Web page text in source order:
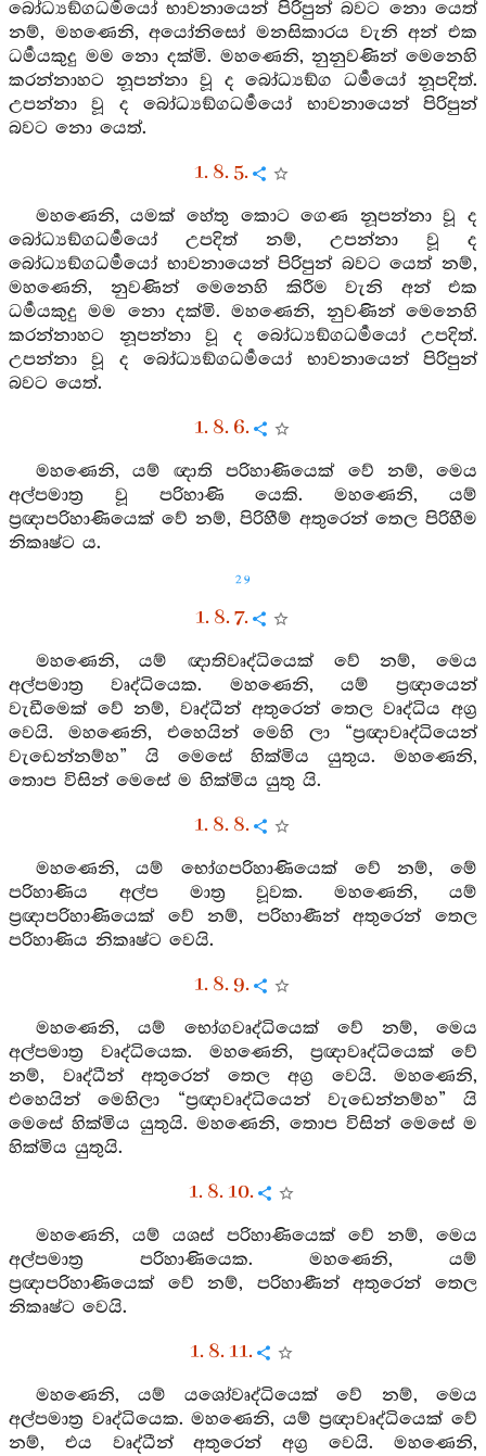
බෝධ්‍යඞ්ගධර්‍මයෝ භාවනායෙන් පිරිපුන් බවට නො යෙත්
නම්, මහණෙනි, අයෝනිසෝ මනසිකාරය වැනි අන් එක
ධර්‍මයකුදු මම නො දක්මි. මහණෙනි, නුනුවණින් මෙනෙහි
කරන්නාහට නූපන්නා වූ ද බෝධ්‍යඞ්ග ධර්‍මයෝ නූපදිත්.
උපන්නා වූ ද බෝධ්‍යඞ්ගධර්‍මයෝ භාවනායෙන් පිරිපුන්
බවට නො යෙත්.
1. 8. 5.
මහණෙනි, යමක් හේතු කොට ගෙණ නූපන්නා වූ ද
බෝධ්‍යඞ්ගධර්‍මයෝ උපදිත් නම්, උපන්නා වූ ද
බෝධ්‍යඞ්ගධර්‍මයෝ භාවනායෙන් පිරිපුන් බවට යෙත් නම්,
මහණෙනි, නුවණින් මෙනෙහි කිරීම වැනි අන් එක
ධර්‍මයකුදු මම නො දක්මි. මහණෙනි, නුවණින් මෙනෙහි
කරන්නාහට නූපන්නා වූ ද බෝධ්‍යඞ්ගධර්‍මයෝ උපදිත්.
උපන්නා වූ ද බෝධ්‍යඞ්ගධර්‍මයෝ භාවනායෙන් පිරිපුන්
බවට යෙත්.
1. 8. 6.
මහණෙනි, යම් ඥාති පරිහාණියෙක් වේ නම්, මෙය
අල්පමාත්‍ර වූ පරිහාණි යෙකි. මහණෙනි, යම්
ප්‍රඥාපරිහාණියෙක් වේ නම්, පිරිහීම් අතුරෙන් තෙල පිරිහීම
නිකෘෂ්ට ය.
29
1. 8. 7.
මහණෙනි, යම් ඥාතිවෘද්ධියෙක් වේ නම්, මෙය
අල්පමාත්‍ර වෘද්ධියෙක. මහණෙනි, යම් ප්‍රඥායෙන්
වැඩීමෙක් වේ නම්, වෘද්ධීන් අතුරෙන් තෙල වෘද්ධිය අග්‍ර
වෙයි. මහණෙනි, එහෙයින් මෙහි ලා “ප්‍රඥාවෘද්ධියෙන්
වැඩෙන්නම්හ” යි මෙසේ හික්මිය යුතුය. මහණෙනි,
තොප විසින් මෙසේ ම හික්මිය යුතු යි.
1. 8. 8.
මහණෙනි, යම් භෝගපරිහාණියෙක් වේ නම්, මේ
පරිහාණිය අල්ප මාත්‍ර වූවක. මහණෙනි, යම්
ප්‍රඥාපරිහාණියෙක් වේ නම්, පරිහාණීන් අතුරෙන් තෙල
පරිහාණිය නිකෘෂ්ට වෙයි.
1. 8. 9.
මහණෙනි, යම් භෝගවෘද්ධියෙක් වේ නම්, මෙය
අල්පමාත්‍ර වෘද්ධියෙක. මහණෙනි, ප්‍රඥාවෘද්ධියෙක් වේ
නම්, වෘද්ධීන් අතුරෙන් තෙල අග්‍ර වෙයි. මහණෙනි,
එහෙයින් මෙහිලා “ප්‍රඥාවෘද්ධියෙන් වැඩෙන්නම්හ” යි
මෙසේ හික්මිය යුතුයි. මහණෙනි, තොප විසින් මෙසේ ම
හික්මිය යුතුයි.
1. 8. 10.
මහණෙනි, යම් යශස් පරිහාණියෙක් වේ නම්, මෙය
අල්පමාත්‍ර පරිහාණියෙක. මහණෙනි, යම්
ප්‍රඥාපරිහාණියෙක් වේ නම්, පරිහාණීන් අතුරෙන් තෙල
නිකෘෂ්ට වෙයි.
1. 8. 11.
මහණෙනි, යම් යශෝවෘද්ධියෙක් වේ නම්, මෙය
අල්පමාත්‍ර වෘද්ධියෙක. මහණෙනි, යම් ප්‍රඥාවෘද්ධියෙක් වේ
නම්, එය වෘද්ධීන් අතුරෙන් අග්‍ර වෙයි. මහණෙනි,